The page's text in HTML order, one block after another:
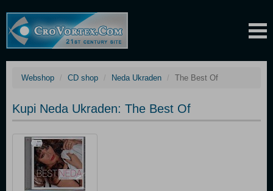
Webshop CD shop Neda Ukraden The Best Of
Kupi Neda Ukraden: The Best Of